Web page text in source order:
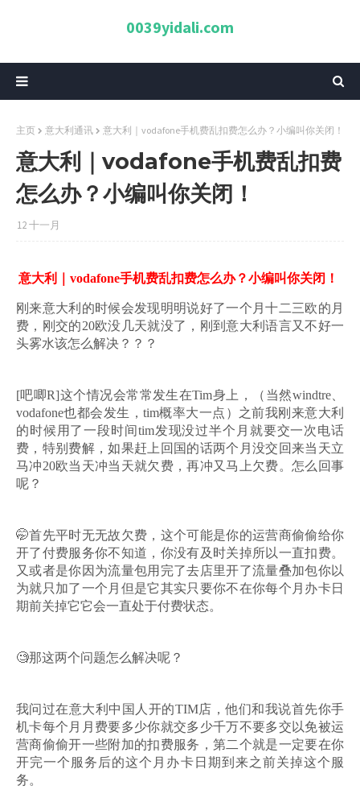
0039yidali.com
主页 意大利通讯 意大利｜vodafone手机费乱扣费怎么办？小编叫你关闭！
意大利｜vodafone手机费乱扣费
怎么办？小编叫你关闭！
12 十一月
意大利｜vodafone手机费乱扣费怎么办？小编叫你关闭！
刚来意大利的时候会发现明明说好了一个月十二三欧的月
费，刚交的20欧没几天就没了，刚到意大利语言又不好一
头雾水该怎么解决？？？
[吧唧R]这个情况会常常发生在Tim身上，（当然windtre、
vodafone也都会发生，tim概率大一点）之前我刚来意大利
的时候用了一段时间tim发现没过半个月就要交一次电话
费，特别费解，如果赶上回国的话两个月没交回来当天立
马冲20欧当天冲当天就欠费，再冲又马上欠费。怎么回事
呢？
🤭首先平时无无故欠费，这个可能是你的运营商偷偷给你
开了付费服务你不知道，你没有及时关掉所以一直扣费。
又或者是你因为流量包用完了去店里开了流量叠加包你以
为就只加了一个月但是它其实只要你不在你每个月办卡日
期前关掉它它会一直处于付费状态。
🧐那这两个问题怎么解决呢？
我问过在意大利中国人开的TIM店，他们和我说首先你手
机卡每个月月费要多少你就交多少千万不要多交以免被运
营商偷偷开一些附加的扣费服务，第二个就是一定要在你
开完一个服务后的这个月办卡日期到来之前关掉这个服
务。